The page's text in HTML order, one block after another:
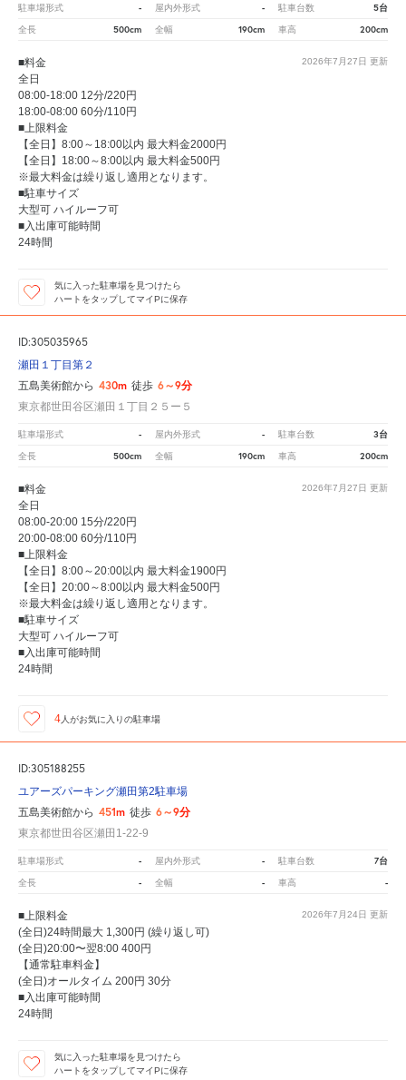
駐車場形式 - 屋内外形式 - 駐車台数 5台
全長 500cm 全幅 190cm 車高 200cm
2026年7月27日 更新
■料金
全日
08:00-18:00 12分/220円
18:00-08:00 60分/110円
■上限料金
【全日】8:00～18:00以内 最大料金2000円
【全日】18:00～8:00以内 最大料金500円
※最大料金は繰り返し適用となります。
■駐車サイズ
大型可 ハイルーフ可
■入出庫可能時間
24時間
気に入った駐車場を見つけたら
ハートをタップしてマイPに保存
ID:305035965
瀬田１丁目第２
五島美術館から 430m 徒歩 6～9分
東京都世田谷区瀬田１丁目２５ー５
駐車場形式 - 屋内外形式 - 駐車台数 3台
全長 500cm 全幅 190cm 車高 200cm
2026年7月27日 更新
■料金
全日
08:00-20:00 15分/220円
20:00-08:00 60分/110円
■上限料金
【全日】8:00～20:00以内 最大料金1900円
【全日】20:00～8:00以内 最大料金500円
※最大料金は繰り返し適用となります。
■駐車サイズ
大型可 ハイルーフ可
■入出庫可能時間
24時間
4 人がお気に入りの駐車場
ID:305188255
ユアーズパーキング瀬田第2駐車場
五島美術館から 451m 徒歩 6～9分
東京都世田谷区瀬田1-22-9
駐車場形式 - 屋内外形式 - 駐車台数 7台
全長 - 全幅 - 車高 -
2026年7月24日 更新
■上限料金
(全日)24時間最大 1,300円 (繰り返し可)
(全日)20:00〜翌8:00 400円
【通常駐車料金】
(全日)オールタイム 200円 30分
■入出庫可能時間
24時間
気に入った駐車場を見つけたら
ハートをタップしてマイPに保存